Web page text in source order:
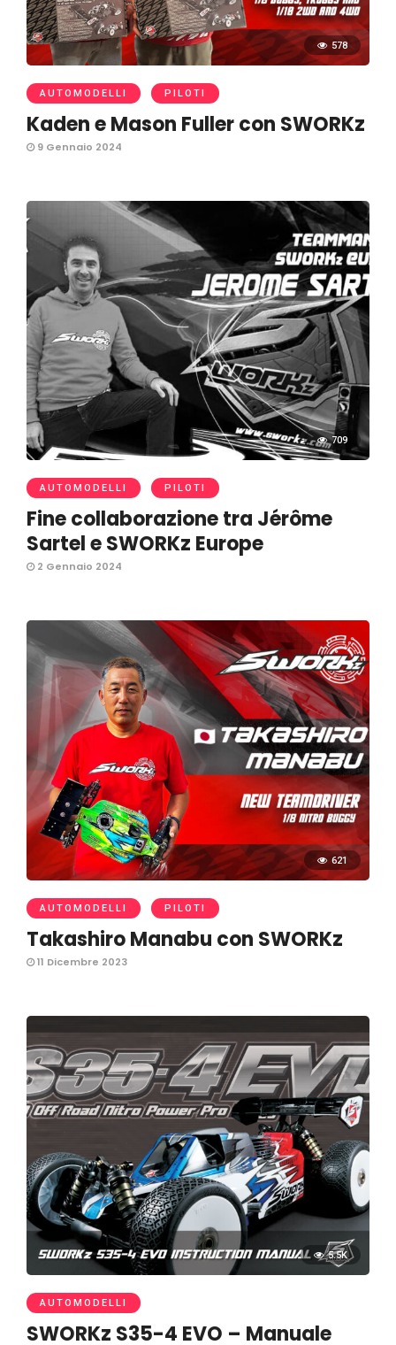
578
AUTOMODELLI PILOTI
Kaden e Mason Fuller con SWORKz
9 Gennaio 2024
709
AUTOMODELLI PILOTI
Fine collaborazione tra Jérôme
Sartel e SWORKz Europe
2 Gennaio 2024
621
AUTOMODELLI PILOTI
Takashiro Manabu con SWORKz
11 Dicembre 2023
5.5K
AUTOMODELLI
SWORKz S35-4 EVO – Manuale